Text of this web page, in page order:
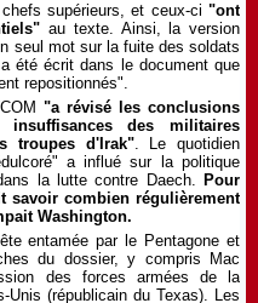
supérieurs, et ceux-ci "ont
au texte. Ainsi, la version
seul mot sur la fuite des soldats
été écrit dans le document que
repositionnés".
"a révisé les conclusions
des militaires
troupes d'Irak". Le quotidien
a influé sur la politique
la lutte contre Daech. Pour
savoir combien régulièrement
Washington.
entamée par le Pentagone et
du dossier, y compris Mac
des forces armées de la
Unis (républicain du Texas). Les